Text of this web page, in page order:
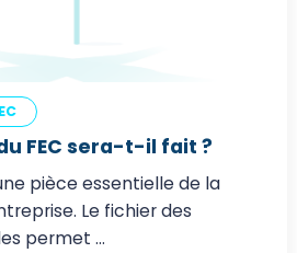
FEC sera-t-il fait ?
pièce essentielle de la
Le fichier des
permet ...